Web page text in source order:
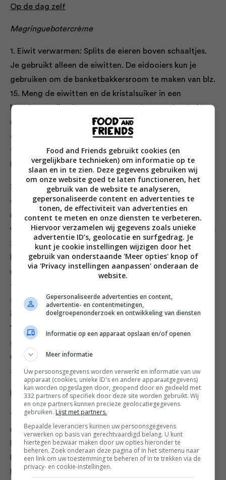
Op de dag zelf
Megringuebotercrème
1. Eiwit verwarmen: Splits de eieren boven schaaltjes.
Je gebruikt alleen de eiwitten. De eidooiers kun je
gebruiken om de banketbakkersroom te maken van blz.
15. Meng de eiwitten en de kristalsuiker in een
hittebestendige kom en verwarm al roerend au bain-
marie totdat de suiker is opgelost. Je kunt dit
controleren door het eiwit tussen duim en wijsvinger
te wrijven. Voel je dat er nog suikerkorrels in zitten?
Meng dan nog even door.
2. Opkloppen: Schep het eiwit over in de kom van de
staande tafelmixer en klop het eiwit met de garde 10
minuten op, zodat het een mooi wit eiwitschuim
wordt. Laat het afkoelen tot kamertemperatuur (dat is
20 °C tot 25 °C en dat kun je meten met een
keukenthermometer). Zet de mixer hiervoor op de
middelste stand. Voeg nu beetje bij beetje de boter
toe terwijl de machine draait. Voeg het volgende
stukje boter pas toe als het vorige helemaal gemengd
is met de rest. Zo ga je door totdat alle boter erin zit.
Voeg tot slot het vanilleextract toe. Verwissel de
garde voor de platte menghaak en laat de mixer
minimaal 10 minuten op de middelste stand draaien
zodat de crème luchtig en zacht wordt.
Koekhuisjes
1. Vet de bakvormen in met boter. Knip twee cirkels
met diameter 20 en 15 centimeter uit het bakpapier en
leg op de bodem van de bakvormen. Vet het bakpapier
licht in. Bestuif de bodem en de rand van de ingevette
bakvorm met een beetje bloem en schud de rest van
Food and Friends gebruikt cookies (en
vergelijkbare technieken) om informatie op te
slaan en in te zien. Deze gegevens gebruiken wij
om onze website goed te laten functioneren, het
gebruik van de website te analyseren,
gepersonaliseerde content en advertenties te
tonen, de effectiviteit van advertenties en
content te meten en onze diensten te verbeteren.
Hiervoor verzamelen wij gegevens zoals unieke
advertentie ID’s, geolocatie en surfgedrag. Je
kunt je cookie instellingen wijzigen door het
gebruik van onderstaande 'Meer opties' knop of
via 'Privacy instellingen aanpassen' onderaan de
website.
Gepersonaliseerde advertenties en content,
advertentie- en contentmetingen,
doelgroepenonderzoek en ontwikkeling van diensten
Informatie op een apparaat opslaan en/of openen
Meer informatie
Uw persoonsgegevens worden verwerkt en informatie van uw
apparaat (cookies, unieke ID's en andere apparaatgegevens)
kan worden opgeslagen door, geopend door en gedeeld met
332 partners of specifiek door deze site worden gebruikt. Wij
en onze partners kunnen precieze geolocatiegegevens
gebruiken. Lijst met partners.
Bepaalde leveranciers kunnen uw persoonsgegevens
verwerken op basis van gerechtvaardigd belang. U kunt
hiertegen bezwaar maken door uw opties hieronder te
beheren. Zoek onderaan deze pagina of in het sitemenu naar
een link om uw toestemming te beheren of in te trekken via de
privacy- en cookie-instellingen.